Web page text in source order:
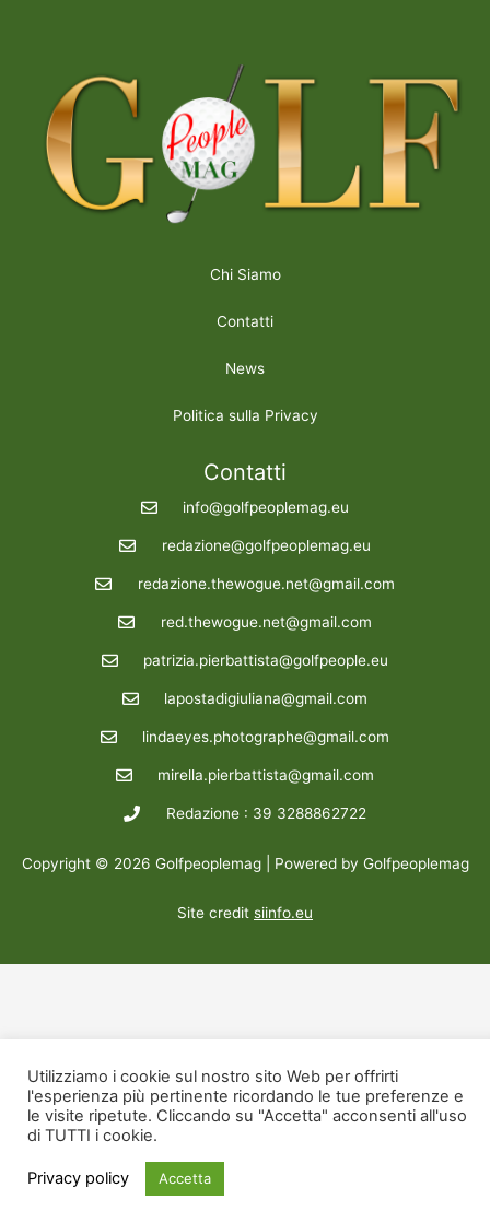
Chi Siamo
Contatti
News
Politica sulla Privacy
Contatti
info@golfpeoplemag.eu
redazione@golfpeoplemag.eu
redazione.thewogue.net@gmail.com
red.thewogue.net@gmail.com
patrizia.pierbattista@golfpeople.eu
lapostadigiuliana@gmail.com
lindaeyes.photographe@gmail.com
mirella.pierbattista@gmail.com
Redazione : 39 3288862722
Copyright © 2026 Golfpeoplemag | Powered by Golfpeoplemag
Site credit siinfo.eu
Utilizziamo i cookie sul nostro sito Web per offrirti
l'esperienza più pertinente ricordando le tue preferenze e
le visite ripetute. Cliccando su "Accetta" acconsenti all'uso
di TUTTI i cookie.
Privacy policy Accetta